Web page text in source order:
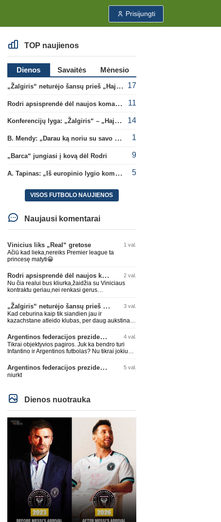
Prisijungti
TOP naujienos
Dienos Savaitės
Mėnesio
„Žalgiris“ neturėjo šansų prieš „Hajduk“
17
Rodri apsisprendė dėl naujos komandos 11
Konferencijų lyga: „Žalgiris“ – „Hajduk“ (rungtynės tiesiogiai) 14
B. Mendy: „Darau ką noriu su savo pasaulio čempionato titulu“ 1
„Barca“ jungiasi į kovą dėl Rodri 9
A. Tapinas: „Iš europinio lygio komandos gavom gerų pamokų“ 5
VISOS FUTBOLO NAUJIENOS
Naujausi komentarai
Vinicius liks „Real“ gretose 1 val.
Ačiū kad lieka,nereiks Premier league ta
princesę matyti😀
Rodri apsisprendė dėl naujos komandos 2 val.
Nu čia realui bus kliurka,žaidžia su Viniciaus
kontraktu geriau,nei renkasi gerus
„Žalgiris“ neturėjo šansų prieš „Hajduk“ 3 val.
Kad ceburina kaip tik siandien jau ir
kazachstane atleido klubas, per daug aukstinat
Argentinos federacijos prezidentas C. Tapia negailėjo pagyrų G. Infantino 4 val.
Tikrai objektyvios pagiros. Juk ka bendro turi
Infantino ir Argentinos futbolas? Nu tikrai jokiu
Argentinos federacijos prezidentas C. Tapia negailėjo pagyrų G. Infantino 5 val.
niurkt
Dienos nuotrauka